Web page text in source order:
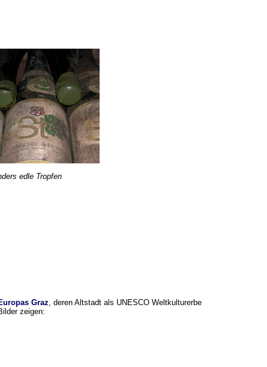
edle Tropfen
Graz , deren Altstadt als UNESCO Weltkulturerbe
zeigen: